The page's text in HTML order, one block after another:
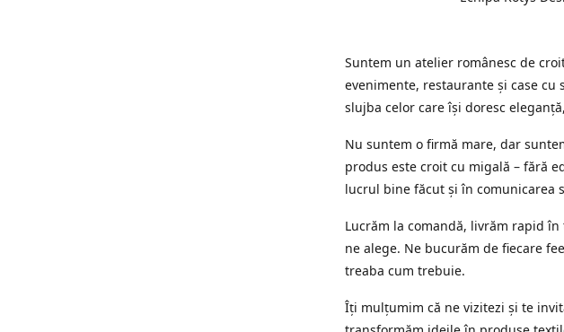
Suntem un atelier românesc de
evenimente, restaurante și case
slujba celor care își doresc
Nu suntem o firmă mare, dar
produs este croit cu migală – fără
lucrul bine făcut și în comunicarea
Lucrăm la comandă, livrăm rapid
ne alege. Ne bucurăm de fiecare
treaba cum trebuie.
Îți mulțumim că ne vizitezi și te